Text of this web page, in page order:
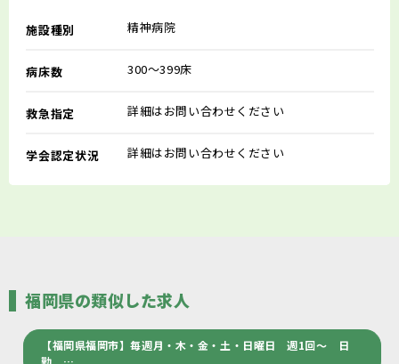
施設種別 精神病院
病床数 300～399床
救急指定 詳細はお問い合わせください
学会認定状況 詳細はお問い合わせください
福岡県の類似した求人
【福岡県福岡市】毎週月・木・金・土・日曜日 週1回～ 日
勤 …